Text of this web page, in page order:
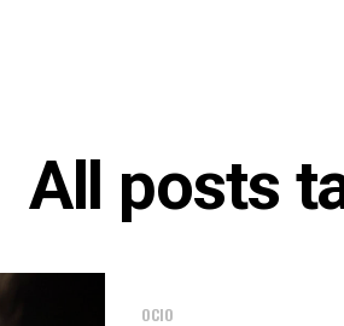
All posts
OCIO